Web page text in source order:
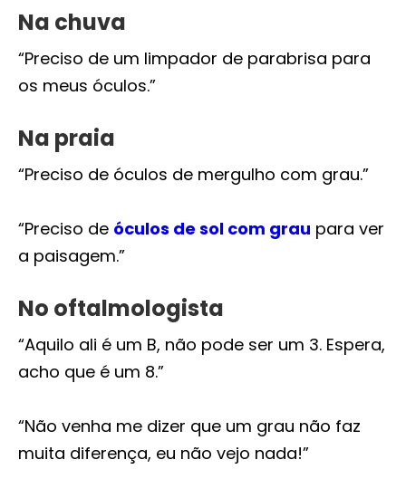
Na chuva
“Preciso de um limpador de parabrisa para
os meus óculos.”
Na praia
“Preciso de óculos de mergulho com grau.”
“Preciso de óculos de sol com grau para ver
a paisagem.”
No oftalmologista
“Aquilo ali é um B, não pode ser um 3. Espera,
acho que é um 8.”
“Não venha me dizer que um grau não faz
muita diferença, eu não vejo nada!”